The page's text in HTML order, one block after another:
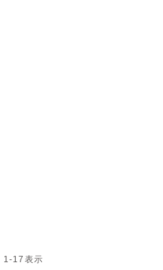
1-17 表示